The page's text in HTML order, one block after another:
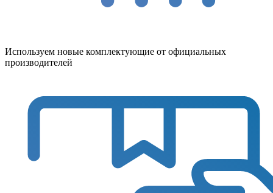
Используем новые комплектующие от официальных
производителей